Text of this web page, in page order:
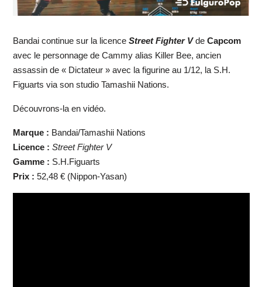
Bandai continue sur la licence Street Fighter Vde Capcom
avec le personnage de Cammy alias Killer Bee, ancien
assassin de « Dictateur » avec la figurine au 1/12, la S.H.
Figuarts via son studio Tamashii Nations.
Découvrons-la en vidéo.
Marque : Bandai/Tamashii Nations
Licence : Street Fighter V
Gamme : S.H.Figuarts
Prix : 52,48 € (Nippon-Yasan)